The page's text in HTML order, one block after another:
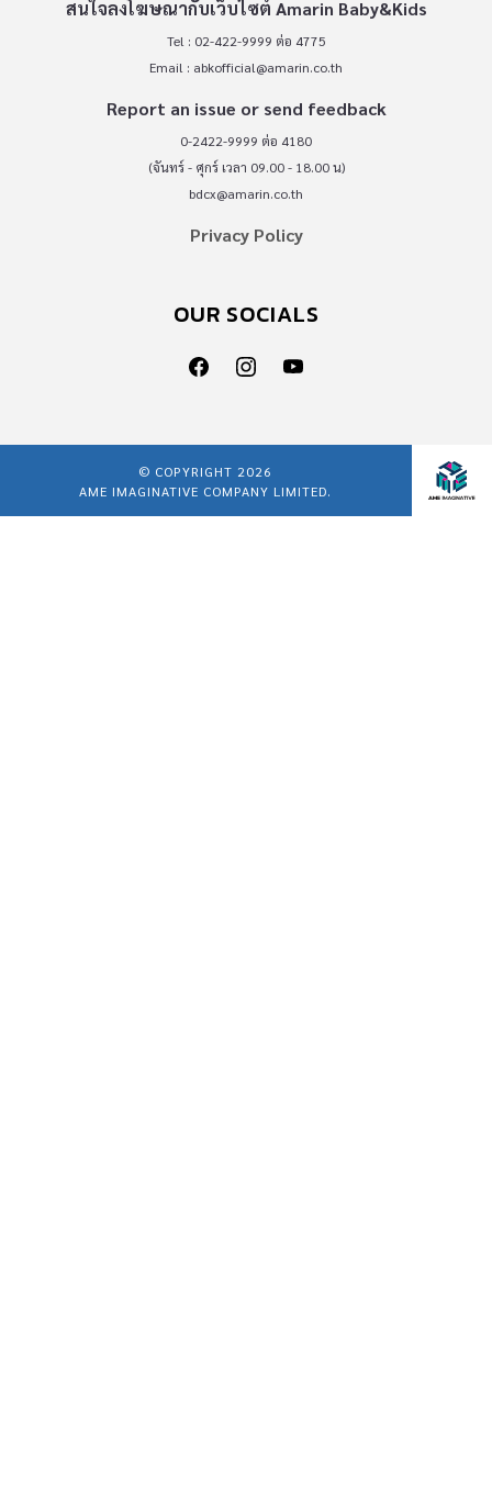
สนใจลงโฆษณากับเว็บไซต์ Amarin Baby&Kids
Tel : 02-422-9999 ต่อ 4775
Email : abkofficial@amarin.co.th
Report an issue or send feedback
0-2422-9999 ต่อ 4180
(จันทร์ - ศุกร์ เวลา 09.00 - 18.00 น)
bdcx@amarin.co.th
Privacy Policy
OUR SOCIALS
© COPYRIGHT 2026
AME IMAGINATIVE COMPANY LIMITED.